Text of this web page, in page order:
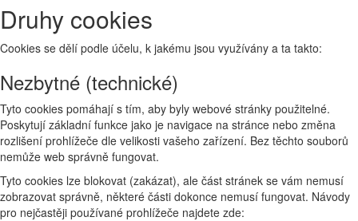
Druhy cookies
Cookies se dělí podle účelu, k jakému jsou využívány a ta takto:
Nezbytné (technické)
Tyto cookies pomáhají s tím, aby byly webové stránky použitelné.
Poskytují základní funkce jako je navigace na stránce nebo změna
rozlišení prohlížeče dle velikosti vašeho zařízení. Bez těchto souborů
nemůže web správně fungovat.
Tyto cookies lze blokovat (zakázat), ale část stránek se vám nemusí
zobrazovat správně, některé části dokonce nemusí fungovat. Návody
pro nejčastěji používané prohlížeče najdete zde: